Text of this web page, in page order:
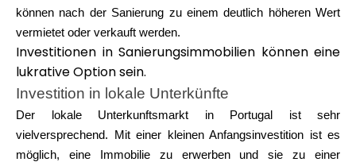
können nach der Sanierung zu einem deutlich höheren Wert
vermietet oder verkauft werden.
Investitionen in Sanierungsimmobilien können eine
lukrative Option sein.
Investition in lokale Unterkünfte
Der lokale Unterkunftsmarkt in Portugal ist sehr
vielversprechend. Mit einer kleinen Anfangsinvestition ist es
möglich, eine Immobilie zu erwerben und sie zu einer